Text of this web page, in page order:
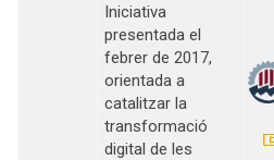
Iniciativa
presentada el
febrer de 2017,
orientada a
catalitzar la
transformació
digital de les